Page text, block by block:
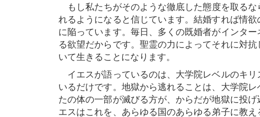
もし私たちがそのような徹底した態度を取る
れるようになると信じています。結婚すれば情
に陥っています。毎日、多くの既婚者がインタ
る欲望だからです。聖霊の力によってそれに対
いて生きることになります。
イエスが語っているのは、大学院レベルのキ
いるだけです。地獄から逃れることは、大学院
たの体の一部が滅びる方が、からだが地獄に投
エスはこれを、あらゆる国のあらゆる弟子に教